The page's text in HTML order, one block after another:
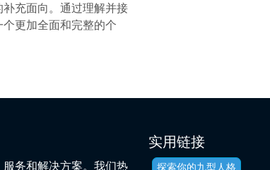
充面向。通过理解并接
更加全面和完整的个
务和解决方案。我们热
实用链接
探索你的九型人格